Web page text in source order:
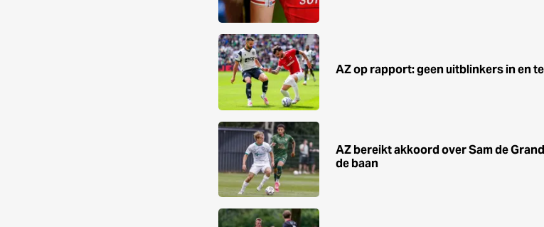
AZ op rapport: geen uitblinkers in en
AZ bereikt akkoord over Sam de
de baan